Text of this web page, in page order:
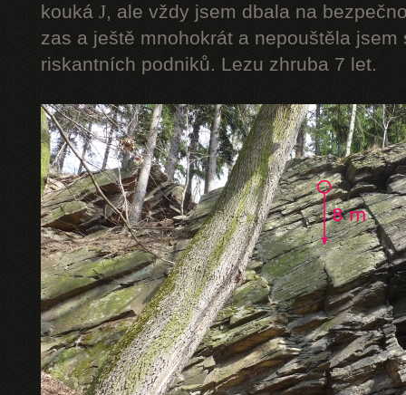
kouká J, ale vždy jsem dbala na
zas a ještě mnohokrát a nepouštěla
riskantních podniků. Lezu zhruba 7 let.